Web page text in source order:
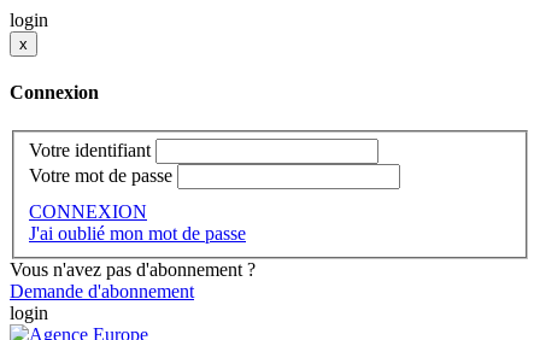
login
x
Connexion
Votre identifiant
Votre mot de passe
CONNEXION
J'ai oublié mon mot de passe
Vous n'avez pas d'abonnement ?
Demande d'abonnement
login